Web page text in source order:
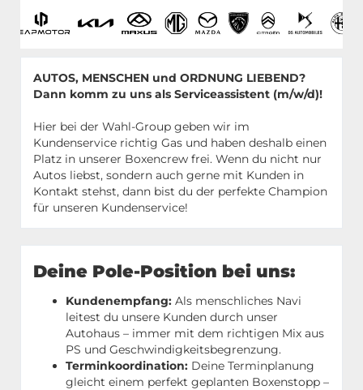
AUTOS, MENSCHEN und ORDNUNG LIEBEND?
Dann komm zu uns als Serviceassistent (m/w/d)!
Hier bei der Wahl-Group geben wir im
Kundenservice richtig Gas und haben deshalb einen
Platz in unserer Boxencrew frei. Wenn du nicht nur
Autos liebst, sondern auch gerne mit Kunden in
Kontakt stehst, dann bist du der perfekte Champion
für unseren Kundenservice!
Deine Pole-Position bei uns:
Kundenempfang: Als menschliches Navi
leitest du unsere Kunden durch unser
Autohaus – immer mit dem richtigen Mix aus
PS und Geschwindigkeitsbegrenzung.
Terminkoordination: Deine Terminplanung
gleicht einem perfekt geplanten Boxenstopp –